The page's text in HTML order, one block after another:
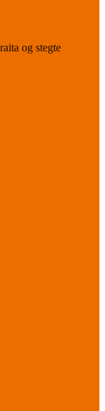
og stegte